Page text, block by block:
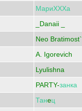
МариХХХа
_Danaii _
Neo Bratimost`
A. Igorevich
Lyulishna
PARTY-занка
Танeц